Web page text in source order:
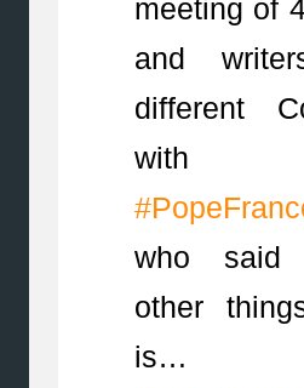
meeting of
and
different
with
who said
other
is…